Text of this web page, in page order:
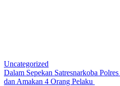
Uncategorized
Dalam Sepekan Satresnarkoba
dan Amakan 4 Orang Pelaku